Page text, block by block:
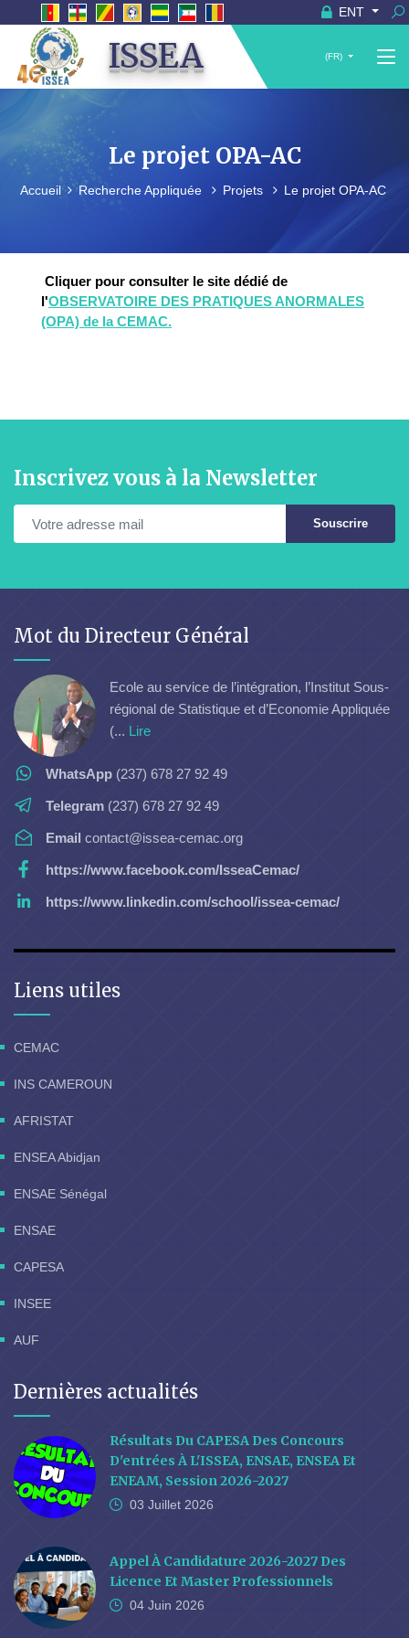
ENT
ISSEA (FR)
Le projet OPA-AC
Accueil Recherche Appliquée Projets Le projet OPA-AC
Cliquer pour consulter le site dédié de
l'OBSERVATOIRE DES PRATIQUES ANORMALES
(OPA) de la CEMAC.
Inscrivez vous à la Newsletter
Souscrire
Mot du Directeur Général
Ecole au service de l’intégration, l’Institut Sous-
régional de Statistique et d’Economie Appliquée
(... Lire
WhatsApp (237) 678 27 92 49
Telegram (237) 678 27 92 49
Email contact@issea-cemac.org
https://www.facebook.com/IsseaCemac/
https://www.linkedin.com/school/issea-cemac/
Liens utiles
CEMAC
INS CAMEROUN
AFRISTAT
ENSEA Abidjan
ENSAE Sénégal
ENSAE
CAPESA
INSEE
AUF
Dernières actualités
Résultats Du CAPESA Des Concours
D'entrées À L'ISSEA, ENSAE, ENSEA Et
ENEAM, Session 2026-2027
03 Juillet 2026
Appel À Candidature 2026-2027 Des
Licence Et Master Professionnels
04 Juin 2026